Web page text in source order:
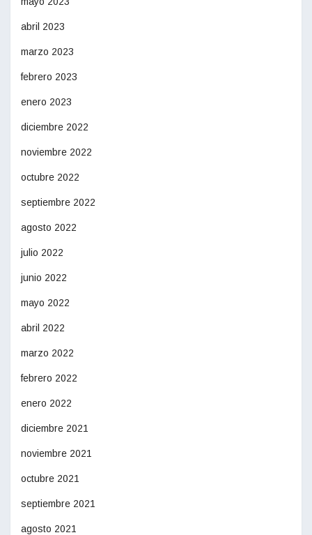
abril 2023
marzo 2023
febrero 2023
enero 2023
diciembre 2022
noviembre 2022
octubre 2022
septiembre 2022
agosto 2022
julio 2022
junio 2022
mayo 2022
abril 2022
marzo 2022
febrero 2022
enero 2022
diciembre 2021
noviembre 2021
octubre 2021
septiembre 2021
agosto 2021